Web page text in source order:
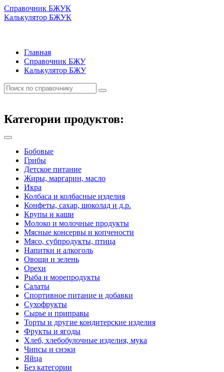
Справочник БЖУК
Калькулятор БЖУК
Главная
Справочник БЖУ
Калькулятор БЖУ
Категории продуктов:
Бобовые
Грибы
Детское питание
Жиры, маргарин, масло
Икра
Колбаса и колбасные изделия
Конфеты, сахар, шоколад и д.р.
Крупы и каши
Молоко и молочные продукты
Мясные консервы и копчености
Мясо, субпродукты, птица
Напитки и алкоголь
Овощи и зелень
Орехи
Рыба и морепродукты
Салаты
Спортивное питание и добавки
Сухофрукты
Сырье и приправы
Торты и другие кондитерские изделия
Фрукты и ягоды
Хлеб, хлебобулочные изделия, мука
Чипсы и снэки
Яйца
Без категории